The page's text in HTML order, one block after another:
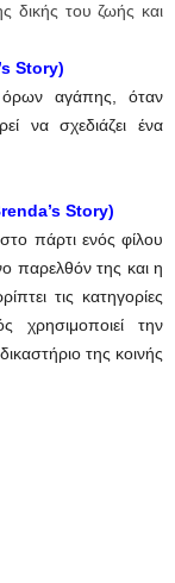
δικής του ζωής και
Story)
αγάπης, όταν
να σχεδιάζει ένα
Story)
πάρτι ενός φίλου
παρελθόν της και η
τις κατηγορίες
χρησιμοποιεί την
της κοινής